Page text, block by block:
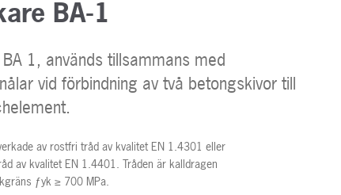
BA-1
1, används tillsammans med
vid förbindning av två betongskivor till
av rostfri tråd av kvalitet EN 1.4301 eller
av kvalitet EN 1.4401. Tråden är kalldragen
ƒyk ≥ 700 MPa.